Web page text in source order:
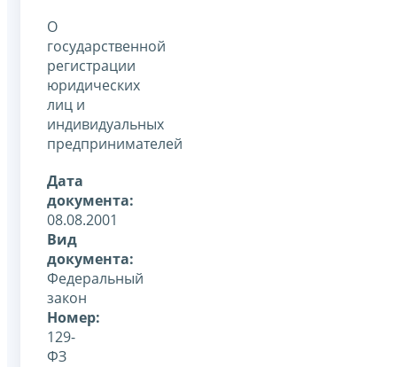
О
государственной
регистрации
юридических
лиц и
индивидуальных
предпринимателей
Дата
документа:
08.08.2001
Вид
документа:
Федеральный
закон
Номер:
129-
ФЗ